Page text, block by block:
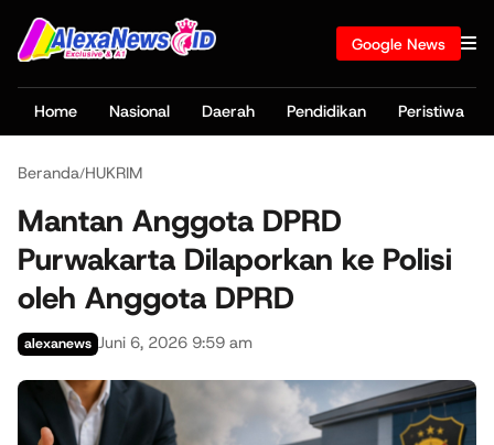
Google News
Home Nasional Daerah Pendidikan Peristiwa
Beranda/HUKRIM
Mantan Anggota DPRD
Purwakarta Dilaporkan ke Polisi
oleh Anggota DPRD
alexanews Juni 6, 2026 9:59 am